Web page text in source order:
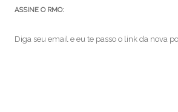
ASSINE O RMO:
Diga seu email e eu te passo o link da nova